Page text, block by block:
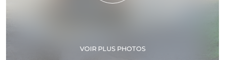
VOIR PLUS PHOTOS